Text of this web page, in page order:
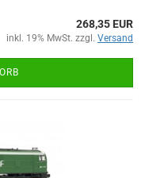
268,35 EUR
inkl. 19% MwSt. zzgl. Versand